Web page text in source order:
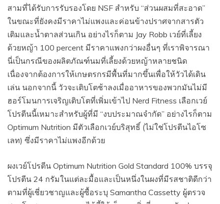
สามที่ได้รับการรับรองโดย NSF สำหรับ “ส่วนผสมที่สะอาด”
ในขณะที่ยังคงมีราคาไม่แพงและค่อนข้างปราศจากสารตัว
เติมและน้ำตาลส่วนเกิน อย่างไรก็ตาม Jay Robb เวย์ที่เลี้ยง
ด้วยหญ้า 100 percent มีราคาแพงกว่าผงอื่นๆ ที่เราพิจารณา
นี่เป็นกรณีของผลิตภัณฑ์นมที่เลี้ยงด้วยหญ้าหลายชนิด
เนื่องจากต้องการให้เกษตรกรมีพื้นที่มากขึ้นเพื่อให้วัวได้เดิน
เล่น นอกจากนี้ วัวจะเติบโตช้าลงเมื่ออาหารของพวกมันไม่มี
ฮอร์โมนการเจริญเติบโตที่เพิ่มเข้าไป Nerd Fitness เลือกเวย์
โปรตีนนี้เหมาะสำหรับผู้ที่มี “งบประมาณจำกัด” อย่างไรก็ตาม
Optimum Nutrition มีตัวเลือกเวย์บริสุทธิ์ (ไม่ใช่โปรตีนไอโซ
เลท) ซึ่งมีราคาไม่แพงอีกด้วย
ผงเวย์โปรตีน Optimum Nutrition Gold Standard 100% บรรจุ
โปรตีน 24 กรัมในแต่ละมื้อและเป็นหนึ่งในผงที่มีรสชาติดีกว่า
ตามที่ผู้เชี่ยวชาญและผู้ซื้อระบุ Samantha Cassetty ผู้ตรวจ